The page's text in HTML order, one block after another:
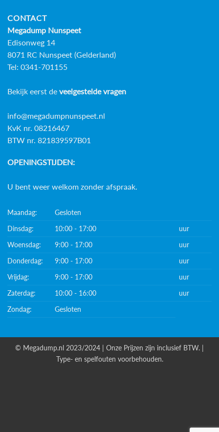
CONTACT
Megadump Nunspeet
Edisonweg 14
8071 RC Nunspeet (Gelderland)
Tel: 0341-701155
Bekijk eerst de veelgestelde vragen
info@megadumpnunspeet.nl
KvK nr. 08216467
BTW nr. 821839597B01
OPENINGSTIJDEN:
U bent weer welkom zonder afspraak.
Maandag:
Gesloten
Dinsdag:
10:00 - 17:00
uur
Woensdag:
9:00 - 17:00
uur
Donderdag:
9:00 - 17:00
uur
Vrijdag:
9:00 - 17:00
uur
Zaterdag:
10:00 - 16:00
uur
Zondag:
Gesloten
© Megadump.nl 2023/2024 | Onze Prijzen zijn inclusief BTW. |
Type- en spelfouten voorbehouden.